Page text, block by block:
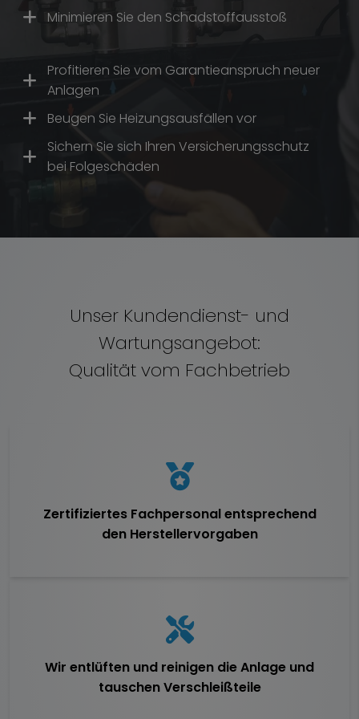
Minimieren Sie den Schadstoffausstoß
Profitieren Sie vom Garantieanspruch neuer
Anlagen
Beugen Sie Heizungsausfällen vor
Sichern Sie sich Ihren Versicherungsschutz
bei Folgeschäden
Unser Kundendienst- und
Wartungsangebot:
Qualität vom Fachbetrieb
Zertifiziertes Fachpersonal entsprechend
den Herstellervorgaben
Wir entlüften und reinigen die Anlage und
tauschen Verschleißteile